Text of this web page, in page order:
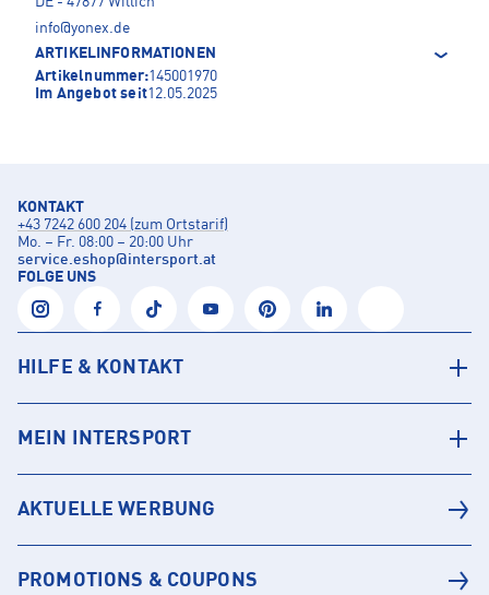
info@yonex.de
ARTIKELINFORMATIONEN
Artikelnummer:145001970
Im Angebot seit12.05.2025
KONTAKT
+43 7242 600 204 (zum Ortstarif)
Mo. – Fr. 08:00 – 20:00 Uhr
service.eshop@intersport.at
FOLGE UNS
HILFE & KONTAKT
MEIN INTERSPORT
AKTUELLE WERBUNG
PROMOTIONS & COUPONS